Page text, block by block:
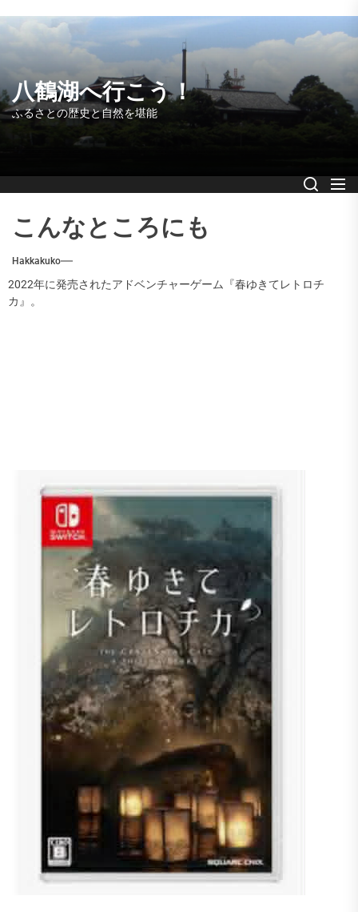
Skip
to
the
content
八鶴湖へ行こう！
ふるさとの歴史と自然を堪能
こんなところにも
Hakkakuko
2022年に発売されたアドベンチャーゲーム『春ゆきてレトロチ
カ』。